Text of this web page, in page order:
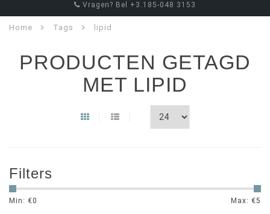
Vragen? Bel +3.185-048 3153
Home Tags lipid
PRODUCTEN GETAGD
MET LIPID
Filters
Min: €0 Max: €5